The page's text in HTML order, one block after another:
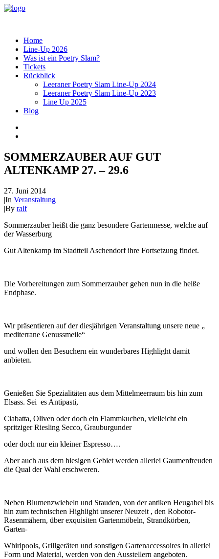
Home
Line-Up 2026
Was ist ein Poetry Slam?
Tickets
Rückblick
Leeraner Poetry Slam Line-Up 2024
Leeraner Poetry Slam Line-Up 2023
Line Up 2025
Blog
SOMMERZAUBER AUF GUT
ALTENKAMP 27. – 29.6
27. Juni 2014
|In Veranstaltung
|By ralf
Sommerzauber heißt die ganz besondere Gartenmesse, welche auf
der Wasserburg
Gut Altenkamp im Stadtteil Aschendorf ihre Fortsetzung findet.
Die Vorbereitungen zum Sommerzauber gehen nun in die heiße
Endphase.
Wir präsentieren auf der diesjährigen Veranstaltung unsere neue „
mediterrane Genussmeile“
und wollen den Besuchern ein wunderbares Highlight damit
anbieten.
Genießen Sie Spezialitäten aus dem Mittelmeerraum bis hin zum
Elsass. Sei es Antipasti,
Ciabatta, Oliven oder doch ein Flammkuchen, vielleicht ein
spritziger Riesling Secco, Grauburgunder
oder doch nur ein kleiner Espresso….
Aber auch aus dem hiesigen Gebiet werden allerlei Gaumenfreuden
die Qual der Wahl erschweren.
Neben Blumenzwiebeln und Stauden, von der antiken Heugabel bis
hin zum technischen Highlight unserer Neuzeit , den Robotor-
Rasenmähern, über exquisiten Gartenmöbeln, Strandkörben,
Garten-
Whirlpools, Grillgeräten und sonstigen Gartenaccessoires in allerlei
Form und Material, werden von den Ausstellern angeboten.